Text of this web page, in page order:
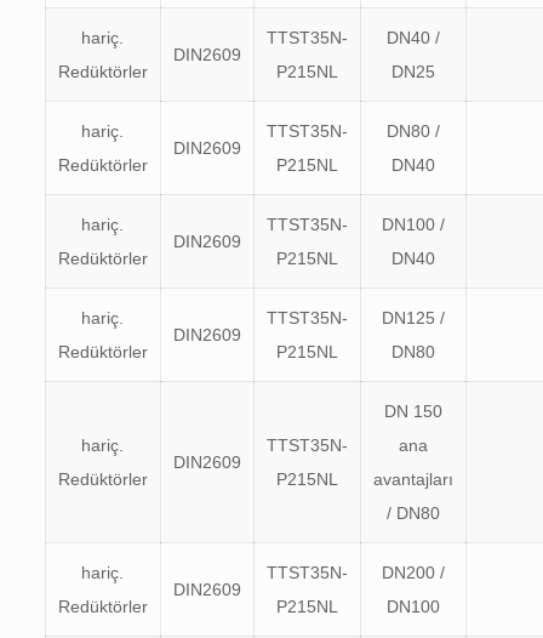
hariç.
Redüktörler
DIN2609
TTST35N-
P215NL
DN40 /
DN25
hariç.
Redüktörler
DIN2609
TTST35N-
P215NL
DN80 /
DN40
hariç.
Redüktörler
DIN2609
TTST35N-
P215NL
DN100 /
DN40
hariç.
Redüktörler
DIN2609
TTST35N-
P215NL
DN125 /
DN80
hariç.
Redüktörler
DIN2609
TTST35N-
P215NL
DN 150
ana
avantajları
/ DN80
hariç.
Redüktörler
DIN2609
TTST35N-
P215NL
DN200 /
DN100